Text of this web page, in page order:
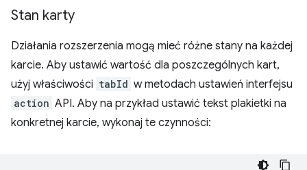
Stan karty
Działania rozszerzenia mogą mieć różne stany na każdej
karcie. Aby ustawić wartość dla poszczególnych kart,
użyj właściwości tabId w metodach ustawień interfejsu
action API. Aby na przykład ustawić tekst plakietki na
konkretnej karcie, wykonaj te czynności: